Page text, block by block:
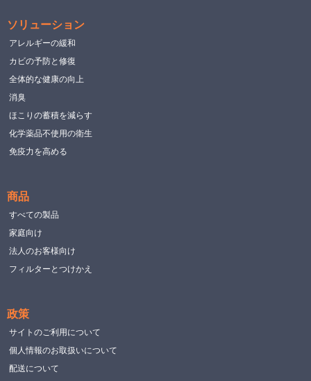
ソリューション
アレルギーの緩和
カビの予防と修復
全体的な健康の向上
消臭
ほこりの蓄積を減らす
化学薬品不使用の衛生
免疫力を高める
商品
すべての製品
家庭向け
法人のお客様向け
フィルターとつけかえ
政策
サイトのご利用について
個人情報のお取扱いについて
配送について